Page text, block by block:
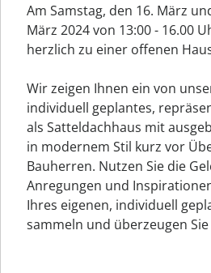
Am Samstag, den 16. März
März 2024 von 13:00 - 16.00
herzlich zu einer offenen
Wir zeigen Ihnen ein von
individuell geplantes,
als Satteldachhaus mit
in modernem Stil kurz vor
Bauherren. Nutzen Sie die
Anregungen und
Ihres eigenen, individuell
sammeln und überzeugen